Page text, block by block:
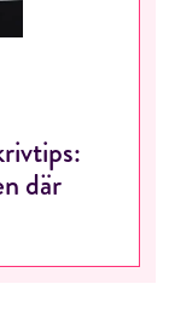
där